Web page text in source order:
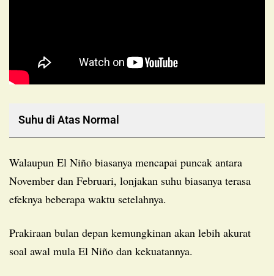
Suhu di Atas Normal
Walaupun El Niño biasanya mencapai puncak antara
November dan Februari, lonjakan suhu biasanya terasa
efeknya beberapa waktu setelahnya.
Prakiraan bulan depan kemungkinan akan lebih akurat
soal awal mula El Niño dan kekuatannya.